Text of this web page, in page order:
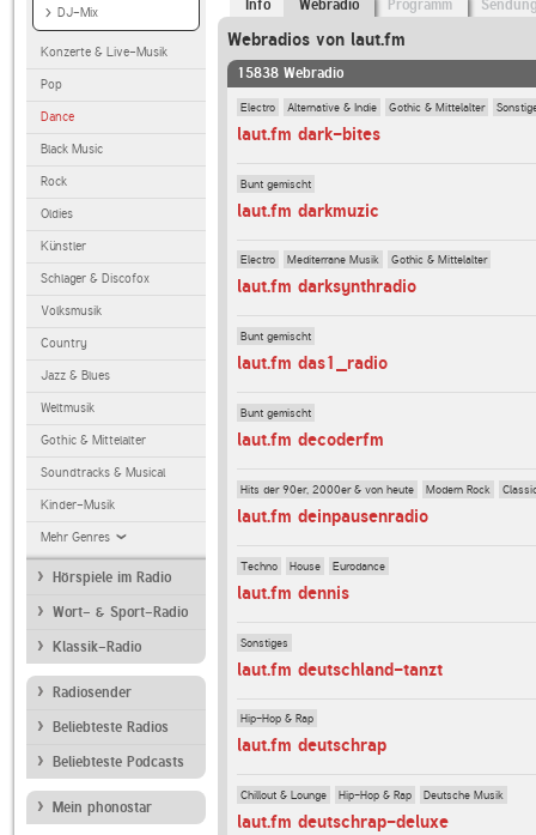
DJ-Mix
Konzerte & Live-Musik
Pop
Dance
Black Music
Rock
Oldies
Künstler
Schlager & Discofox
Volksmusik
Country
Jazz & Blues
Weltmusik
Gothic & Mittelalter
Soundtracks & Musical
Kinder-Musik
Mehr Genres
Hörspiele im Radio
Wort- & Sport-Radio
Klassik-Radio
Radiosender
Beliebteste Radios
Beliebteste Podcasts
Mein phonostar
Info Webradio Programm
Webradios von laut.fm
15838 Webradio
Electro Alternative & Indie Gothic & Mittelalter
laut.fm dark-bites
Bunt gemischt
laut.fm darkmuzic
Electro Mediterrane Musik Gothic & Mittelalter
laut.fm darksynthradio
Bunt gemischt
laut.fm das1_radio
Bunt gemischt
laut.fm decoderfm
Hits der 90er, 2000er & von heute Modern Rock
laut.fm deinpausenradio
Techno House Eurodance
laut.fm dennis
Sonstiges
laut.fm deutschland-tanzt
Hip-Hop & Rap
laut.fm deutschrap
Chillout & Lounge Hip-Hop & Rap Deutsche Musik
laut.fm deutschrap-deluxe